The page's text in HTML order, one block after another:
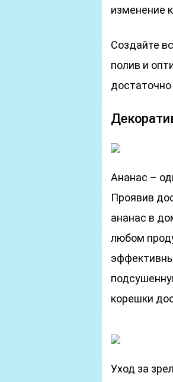
изменение
Создайте
полив и
Ананас –
Проявив
ананас в
любом
корешки
Уход за